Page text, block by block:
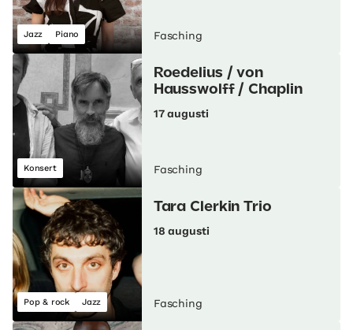
Jazz Piano Fasching
Konsert
Roedelius / von
Hausswolff / Chaplin
17 augusti
Fasching
Pop & rock Jazz
Tara Clerkin Trio
18 augusti
Fasching